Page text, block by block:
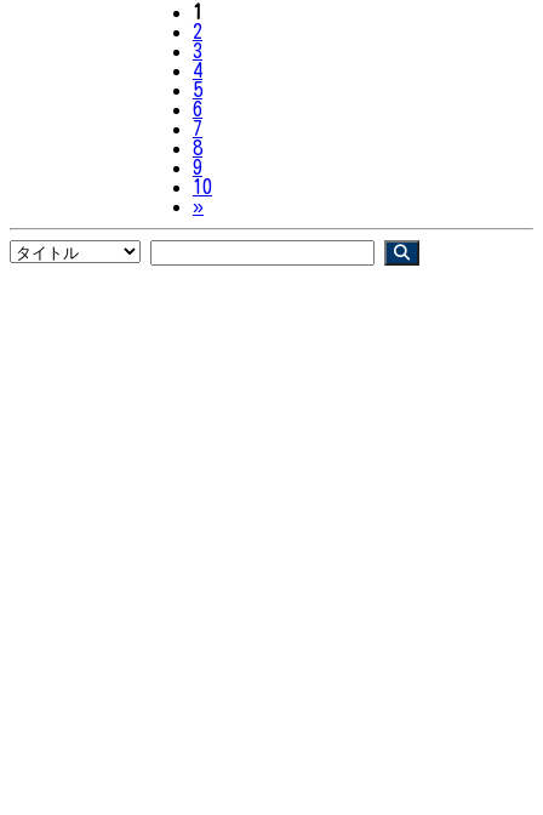
1
2
3
4
5
6
7
8
9
10
»Next